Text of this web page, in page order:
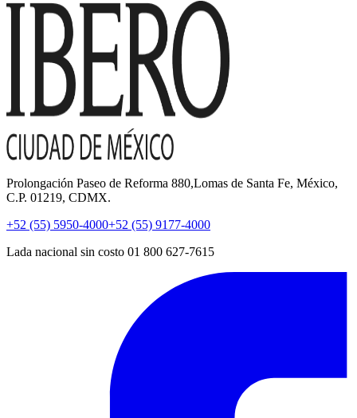
Prolongación Paseo de Reforma 880,Lomas de Santa Fe, México,
C.P. 01219, CDMX.
+52 (55) 5950-4000+52 (55) 9177-4000
Lada nacional sin costo 01 800 627-7615